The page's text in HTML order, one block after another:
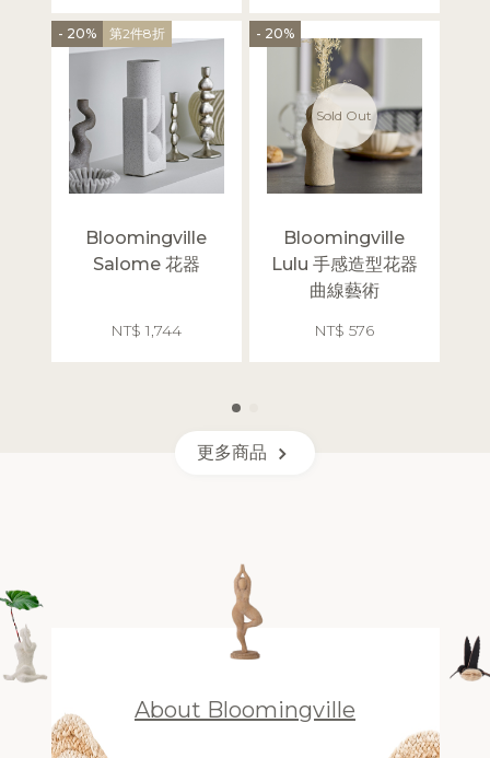
- 20% 第2件8折
Bloomingville
Salome 花器
NT$ 1,744
- 20%
Sold Out
Bloomingville
Lulu 手感造型花器
曲線藝術
NT$ 576
更多商品
About Bloomingville